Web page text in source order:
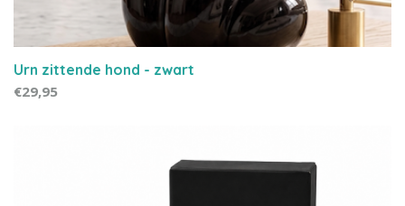
Urn zittende hond - zwart
€29,95